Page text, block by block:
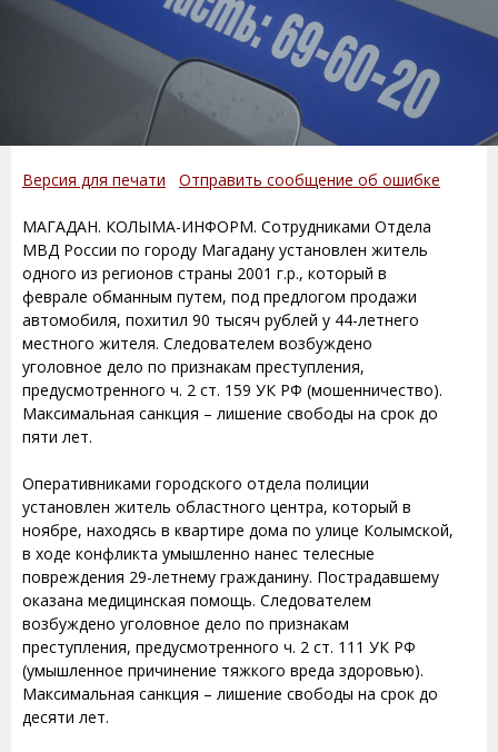
Версия для печати Отправить сообщение об ошибке
МАГАДАН. КОЛЫМА-ИНФОРМ. Сотрудниками Отдела
МВД России по городу Магадану установлен житель
одного из регионов страны 2001 г.р., который в
феврале обманным путем, под предлогом продажи
автомобиля, похитил 90 тысяч рублей у 44-летнего
местного жителя. Следователем возбуждено
уголовное дело по признакам преступления,
предусмотренного ч. 2 ст. 159 УК РФ (мошенничество).
Максимальная санкция – лишение свободы на срок до
пяти лет.
Оперативниками городского отдела полиции
установлен житель областного центра, который в
ноябре, находясь в квартире дома по улице Колымской,
в ходе конфликта умышленно нанес телесные
повреждения 29-летнему гражданину. Пострадавшему
оказана медицинская помощь. Следователем
возбуждено уголовное дело по признакам
преступления, предусмотренного ч. 2 ст. 111 УК РФ
(умышленное причинение тяжкого вреда здоровью).
Максимальная санкция – лишение свободы на срок до
десяти лет.